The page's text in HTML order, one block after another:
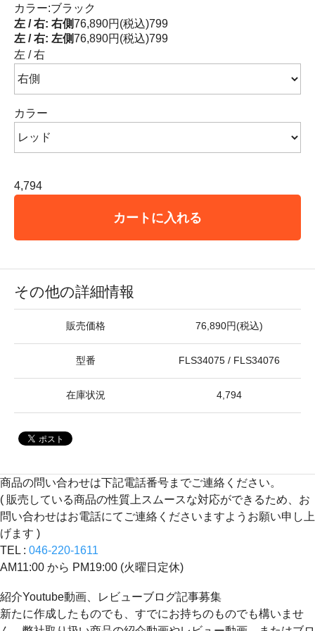
カラー:ブラック
左 / 右: 右側76,890円(税込)799
左 / 右: 左側76,890円(税込)799
左 / 右
カラー
4,794
カートに入れる
その他の詳細情報
販売価格 76,890円(税込)
型番 FLS34075 / FLS34076
在庫状況 4,794
商品の問い合わせは下記電話番号までご連絡ください。
( 販売している商品の性質上スムースな対応ができるため、お
問い合わせはお電話にてご連絡くださいますようお願い申し上
げます )
TEL : 046-220-1611
AM11:00 から PM19:00 (火曜日定休)
紹介Youtube動画、レビューブログ記事募集
新たに作成したものでも、すでにお持ちのものでも構いませ